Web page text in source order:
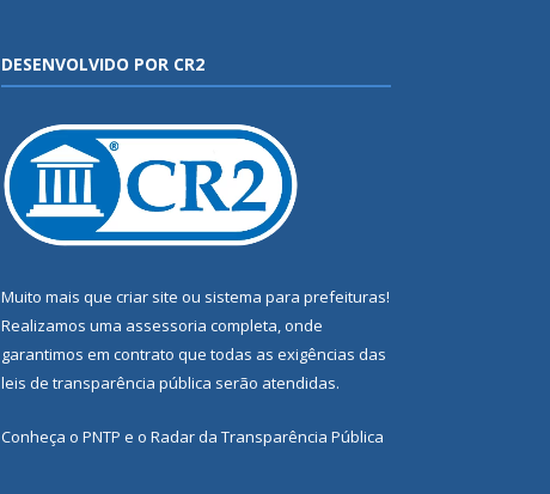
DESENVOLVIDO POR CR2
Muito mais que criar site ou sistema para prefeituras!
Realizamos uma assessoria completa, onde
garantimos em contrato que todas as exigências das
leis de transparência pública serão atendidas.
Conheça o PNTP e o Radar da Transparência Pública